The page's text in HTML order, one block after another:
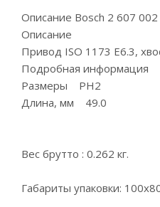
Описание Bosch 2 607
Описание
Привод ISO 1173 E6.3,
Подробная информация
Размеры PH2
Длина, мм 49.0
Вес брутто : 0.262 кг.
Габариты упаковки: